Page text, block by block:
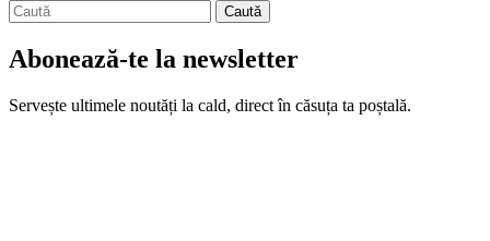
Abonează-te la newsletter
Servește ultimele noutăți la cald, direct în căsuța ta poștală.